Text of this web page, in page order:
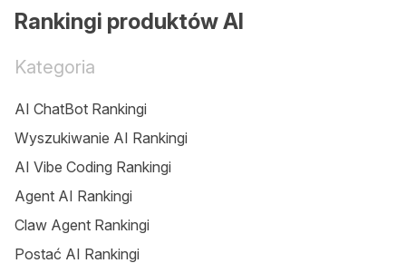
Rankingi produktów AI
Kategoria
AI ChatBot Rankingi
Wyszukiwanie AI Rankingi
AI Vibe Coding Rankingi
Agent AI Rankingi
Claw Agent Rankingi
Postać AI Rankingi